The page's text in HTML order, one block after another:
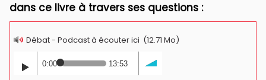
dans ce livre à travers ses questions :
Débat - Podcast à écouter ici (12.71 Mo)
0:00 13:53